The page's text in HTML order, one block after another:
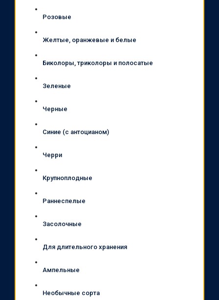
Розовые
Желтые, оранжевые и белые
Биколоры, триколоры и полосатые
Зеленые
Черные
Синие (с антоцианом)
Черри
Крупноплодные
Раннеспелые
Засолочные
Для длительного хранения
Ампельные
Необычные сорта